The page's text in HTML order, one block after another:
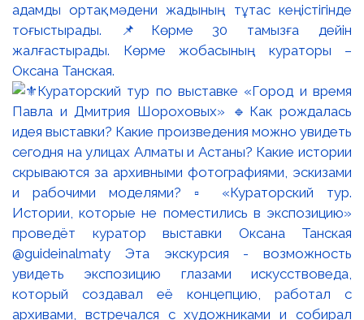
адамды ортақ мәдени жадының тұтас кеңістігінде
тоғыстырады. 📌Көрме 30 тамызға дейін
жалғастырады. Көрме жобасының кураторы –
Оксана Танская.